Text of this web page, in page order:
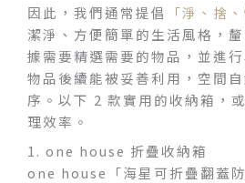
因此，我們通常提倡
「淨、捨、
潔淨、方便簡單的生活風格，
據需要精選需要的物品，並進
物品後續能被妥善利用，空間
序。以下 2 款實用的收納箱，
理效率。
1. one house 折疊收納箱
one house「海星可折疊翻蓋